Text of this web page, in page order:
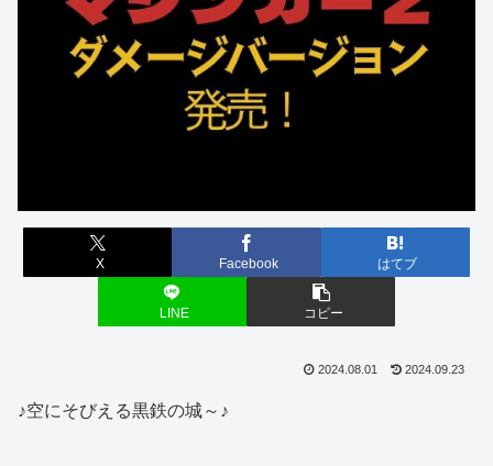
X Facebook はてブ
LINE コピー
2024.08.01 2024.09.23
♪空にそびえる黒鉄の城～♪